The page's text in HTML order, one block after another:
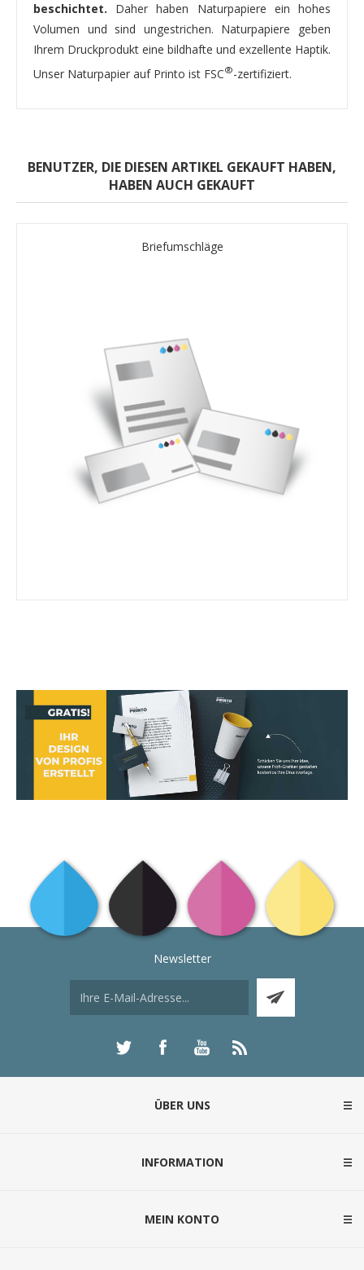
beschichtet. Daher haben Naturpapiere ein hohes
Volumen und sind ungestrichen. Naturpapiere geben
Ihrem Druckprodukt eine bildhafte und exzellente Haptik.
Unser Naturpapier auf Printo ist FSC®-zertifiziert.
BENUTZER, DIE DIESEN ARTIKEL GEKAUFT HABEN,
HABEN AUCH GEKAUFT
Briefumschläge
Newsletter
ÜBER UNS
INFORMATION
MEIN KONTO